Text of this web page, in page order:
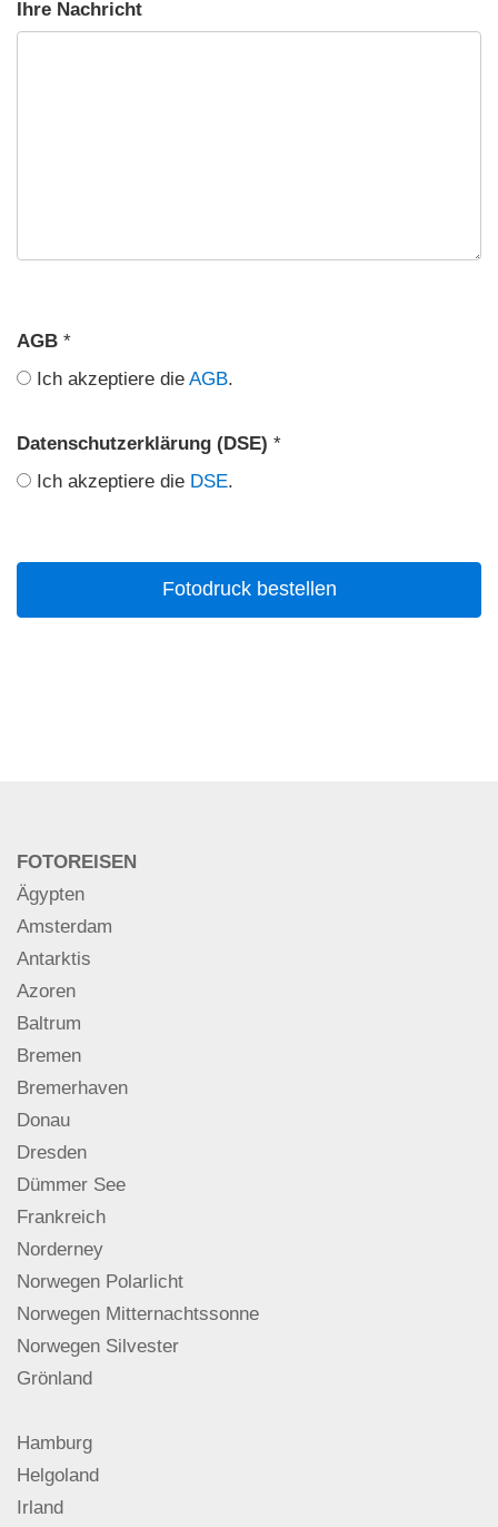
Ihre Nachricht
AGB *
Ich akzeptiere die AGB.
Datenschutzerklärung (DSE) *
Ich akzeptiere die DSE.
FOTOREISEN
Ägypten
Amsterdam
Antarktis
Azoren
Baltrum
Bremen
Bremerhaven
Donau
Dresden
Dümmer See
Frankreich
Norderney
Norwegen Polarlicht
Norwegen Mitternachtssonne
Norwegen Silvester
Grönland
Hamburg
Helgoland
Irland